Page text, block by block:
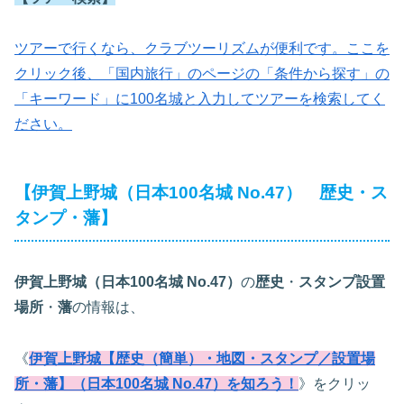
ツアーで行くなら、クラブツーリズムが便利です。ここを
クリック後、「国内旅行」のページの「条件から探す」の
「キーワード」に100名城と入力してツアーを検索してく
ださい。
【伊賀上野城（日本100名城 No.47） 歴史・ス
タンプ・藩】
伊賀上野城（日本100名城 No.47） の歴史 ・ スタンプ設置
場所 ・ 藩の情報は、
《伊賀上野城【歴史（簡単）・地図・スタンプ／設置場
所・藩】（日本100名城 No.47）を知ろう！ 》をクリッ